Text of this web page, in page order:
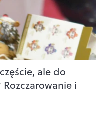
ale do
i